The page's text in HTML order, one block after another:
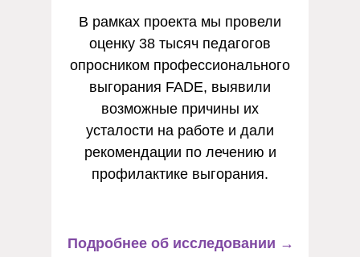
В рамках проекта мы провели
оценку 38 тысяч педагогов
опросником профессионального
выгорания FADE, выявили
возможные причины их
усталости на работе и дали
рекомендации по лечению и
профилактике выгорания.
Подробнее об исследовании →